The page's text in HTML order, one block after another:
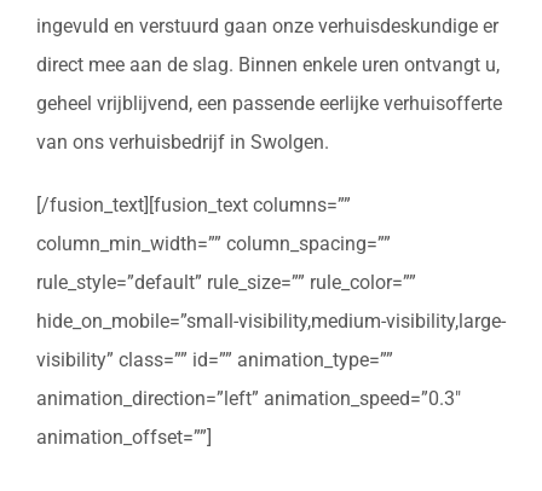
ingevuld en verstuurd gaan onze verhuisdeskundige er
direct mee aan de slag. Binnen enkele uren ontvangt u,
geheel vrijblijvend, een passende eerlijke verhuisofferte
van ons verhuisbedrijf in Swolgen.
[/fusion_text][fusion_text columns=””
column_min_width=”” column_spacing=””
rule_style=”default” rule_size=”” rule_color=””
hide_on_mobile=”small-visibility,medium-visibility,large-
visibility” class=”” id=”” animation_type=””
animation_direction=”left” animation_speed=”0.3″
animation_offset=””]